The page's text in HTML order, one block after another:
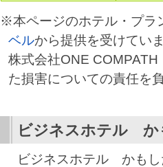
※本ページのホテル・プラ
ベルから提供を受けていま
株式会社ONE
た損害についての責任を
ビジネスホテル か
ビジネスホテル かもし